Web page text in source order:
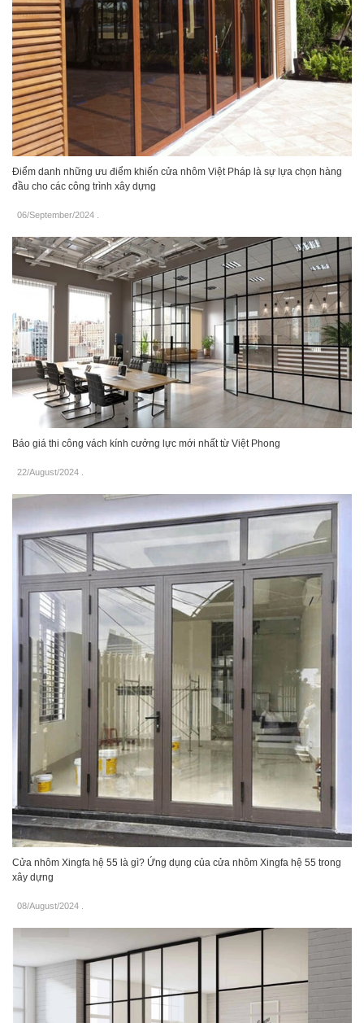
Điểm danh những ưu điểm khiến cửa nhôm Việt Pháp là sự lựa chọn hàng
đầu cho các công trình xây dựng
06/September/2024
Báo giá thi công vách kính cưởng lực mới nhất từ Việt Phong
22/August/2024
Cửa nhôm Xingfa hệ 55 là gì? Ứng dụng của cửa nhôm Xingfa hệ 55 trong
xây dựng
08/August/2024